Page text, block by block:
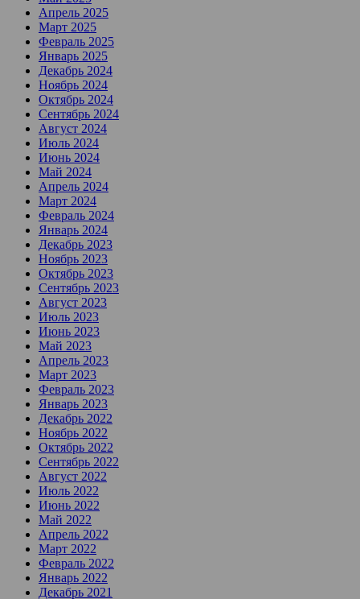
Апрель 2025
Март 2025
Февраль 2025
Январь 2025
Декабрь 2024
Ноябрь 2024
Октябрь 2024
Сентябрь 2024
Август 2024
Июль 2024
Июнь 2024
Май 2024
Апрель 2024
Март 2024
Февраль 2024
Январь 2024
Декабрь 2023
Ноябрь 2023
Октябрь 2023
Сентябрь 2023
Август 2023
Июль 2023
Июнь 2023
Май 2023
Апрель 2023
Март 2023
Февраль 2023
Январь 2023
Декабрь 2022
Ноябрь 2022
Октябрь 2022
Сентябрь 2022
Август 2022
Июль 2022
Июнь 2022
Май 2022
Апрель 2022
Март 2022
Февраль 2022
Январь 2022
Декабрь 2021